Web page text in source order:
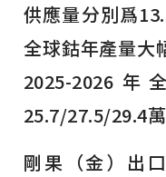
供應量分別爲
全球鈷年產量大
2025-2026
25.7/27.5/29.4萬
剛果（金）出